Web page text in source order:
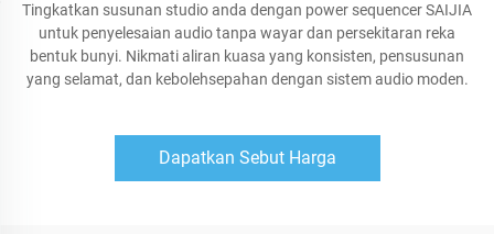
Tingkatkan susunan studio anda dengan power sequencer SAIJIA
untuk penyelesaian audio tanpa wayar dan persekitaran reka
bentuk bunyi. Nikmati aliran kuasa yang konsisten, pensusunan
yang selamat, dan kebolehsepahan dengan sistem audio moden.
Dapatkan Sebut Harga